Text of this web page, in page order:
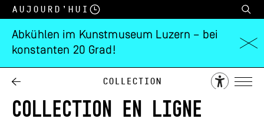
Aujourd’hui
Abkühlen im Kunstmuseum Luzern – bei
konstanten 20 Grad!
Collection
COLLECTION EN LIGNE